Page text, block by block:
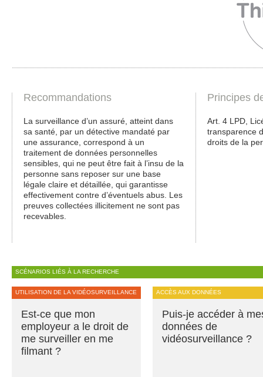
Recommandations
La surveillance d’un assuré, atteint dans
sa santé, par un détective mandaté par
une assurance, correspond à un
traitement de données personnelles
sensibles, qui ne peut être fait à l’insu de la
personne sans reposer sur une base
légale claire et détaillée, qui garantisse
effectivement contre d’éventuels abus. Les
preuves collectées illicitement ne sont pas
recevables.
Principes
Art. 4 LPD,
transparence
droits de la
SCÉNARIOS LIÉS À LA RECHERCHE
UTILISATION DE LA VIDÉOSURVEILLANCE
Est-ce que mon
employeur a le droit de
me surveiller en me
filmant ?
ACCÈS AUX DONNÉES
Puis-je accéder à
données de
vidéosurveillance ?